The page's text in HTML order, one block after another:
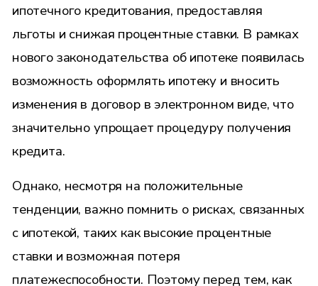
ипотечного кредитования, предоставляя
льготы и снижая процентные ставки. В рамках
нового законодательства об ипотеке появилась
возможность оформлять ипотеку и вносить
изменения в договор в электронном виде, что
значительно упрощает процедуру получения
кредита.
Однако, несмотря на положительные
тенденции, важно помнить о рисках, связанных
с ипотекой, таких как высокие процентные
ставки и возможная потеря
платежеспособности. Поэтому перед тем, как